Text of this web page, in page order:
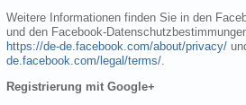
Weitere Informationen finden Sie in den
und den Facebook-
https://de-de.facebook.com/about/privacy/
de.facebook.com/legal/terms/.
Registrierung mit Google+